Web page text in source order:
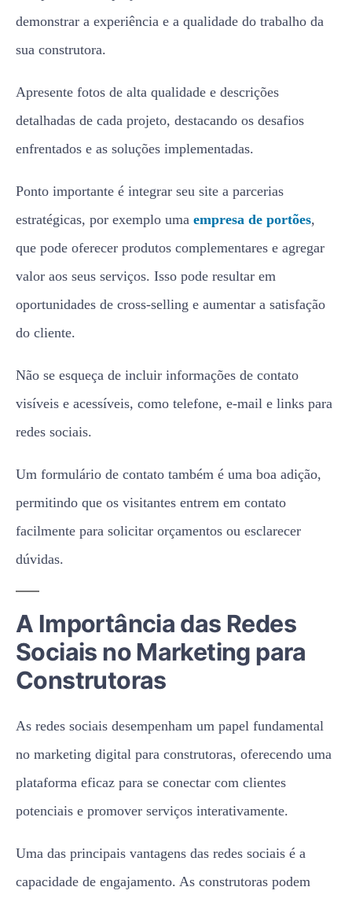
demonstrar a experiência e a qualidade do trabalho da
sua construtora.
Apresente fotos de alta qualidade e descrições
detalhadas de cada projeto, destacando os desafios
enfrentados e as soluções implementadas.
Ponto importante é integrar seu site a parcerias
estratégicas, por exemplo uma empresa de portões,
que pode oferecer produtos complementares e agregar
valor aos seus serviços. Isso pode resultar em
oportunidades de cross-selling e aumentar a satisfação
do cliente.
Não se esqueça de incluir informações de contato
visíveis e acessíveis, como telefone, e-mail e links para
redes sociais.
Um formulário de contato também é uma boa adição,
permitindo que os visitantes entrem em contato
facilmente para solicitar orçamentos ou esclarecer
dúvidas.
A Importância das Redes
Sociais no Marketing para
Construtoras
As redes sociais desempenham um papel fundamental
no marketing digital para construtoras, oferecendo uma
plataforma eficaz para se conectar com clientes
potenciais e promover serviços interativamente.
Uma das principais vantagens das redes sociais é a
capacidade de engajamento. As construtoras podem